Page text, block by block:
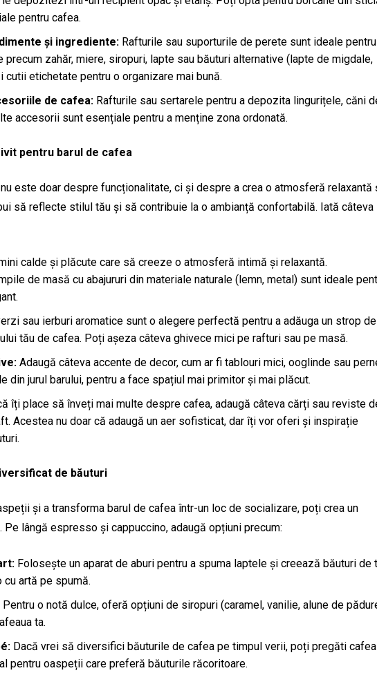
pentru cafea.
și ingrediente: Rafturile sau suporturile de perete sunt ideale
zahăr, miere, siropuri, lapte sau băuturi alternative (lapte de migdale,
etichetate pentru o organizare mai bună.
de cafea: Rafturile sau sertarele pentru a depozita lingurițele, căni
accesorii sunt esențiale pentru a menține zona ordonată.
pentru barul de cafea
este doar despre funcționalitate, ci și despre a crea o atmosferă relaxantă
să reflecte stilul tău și să contribuie la o ambianță confortabilă. Iată câteva
calde și plăcute care să creeze o atmosferă intimă și relaxantă.
de masă cu abajururi din materiale naturale (lemn, metal) sunt ideale
sau ierburi aromatice sunt o alegere perfectă pentru a adăuga un strop de
tău de cafea. Poți așeza câteva ghivece mici pe rafturi sau pe masă.
Adaugă câteva accente de decor, cum ar fi tablouri mici, ooglinde sau
din jurul barului, pentru a face spațiul mai primitor și mai plăcut.
îți place să înveți mai multe despre cafea, adaugă câteva cărți sau reviste
Acestea nu doar că adaugă un aer sofisticat, dar îți vor oferi și inspirație
de băuturi
și a transforma barul de cafea într-un loc de socializare, poți crea un
Pe lângă espresso și cappuccino, adaugă opțiuni precum:
Folosește un aparat de aburi pentru a spuma laptele și creează băuturi de
cu artă pe spumă.
Pentru o notă dulce, oferă opțiuni de siropuri (caramel, vanilie, alune de
ta.
Dacă vrei să diversifici băuturile de cafea pe timpul verii, poți pregăti cafea
pentru oaspeții care preferă băuturile răcoritoare.